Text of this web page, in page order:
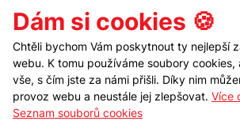
Kontakt
Dám si cookies 🍪
Chtěli bychom Vám poskytnout ty nejlepší
webu. K tomu používáme soubory cookies,
vše, s čím jste za námi přišli. Díky nim
provoz webu a neustále jej zlepšovat. Více
Seznam souborů cookies